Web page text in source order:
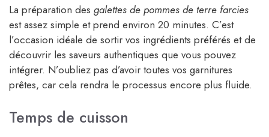
La préparation des galettes de pommes de terre farcies
est assez simple et prend environ 20 minutes. C’est
l’occasion idéale de sortir vos ingrédients préférés et de
découvrir les saveurs authentiques que vous pouvez
intégrer. N’oubliez pas d’avoir toutes vos garnitures
prêtes, car cela rendra le processus encore plus fluide.
Temps de cuisson